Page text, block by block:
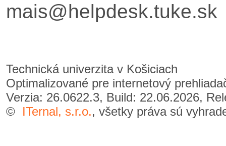
mais@helpdesk.tuke.sk
Technická univerzita v Košiciach
Optimalizované pre internetový
Verzia: 26.0622.3, Build: 22.06.2026,
© ITernal, s.r.o., všetky práva sú